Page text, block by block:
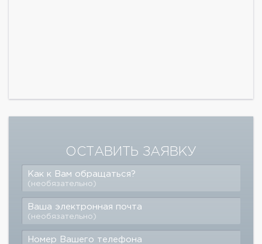
ОСТАВИТЬ ЗАЯВКУ
Как к Вам обращаться?
(необязательно)
Ваша электронная почта
(необязательно)
Номер Вашего телефона